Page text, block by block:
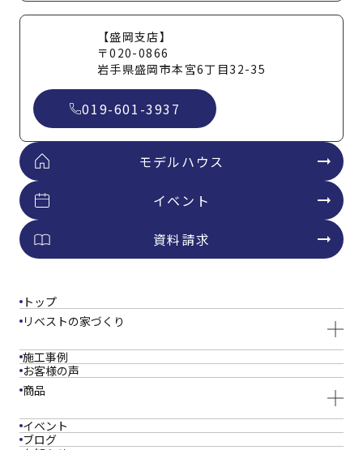
【盛岡支店】
〒020-0866
岩手県盛岡市本宮6丁目32-35
019-601-3937
モデルハウス
イベント
資料請求
トップ
リベストの家づくり
施工事例
お客様の声
商品
イベント
ブログ